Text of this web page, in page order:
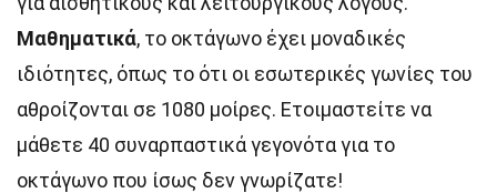
Μαθηματικά, το οκτάγωνο έχει μοναδικές
ιδιότητες, όπως το ότι οι εσωτερικές γωνίες του
αθροίζονται σε 1080 μοίρες. Ετοιμαστείτε να
μάθετε 40 συναρπαστικά γεγονότα για το
οκτάγωνο που ίσως δεν γνωρίζατε!